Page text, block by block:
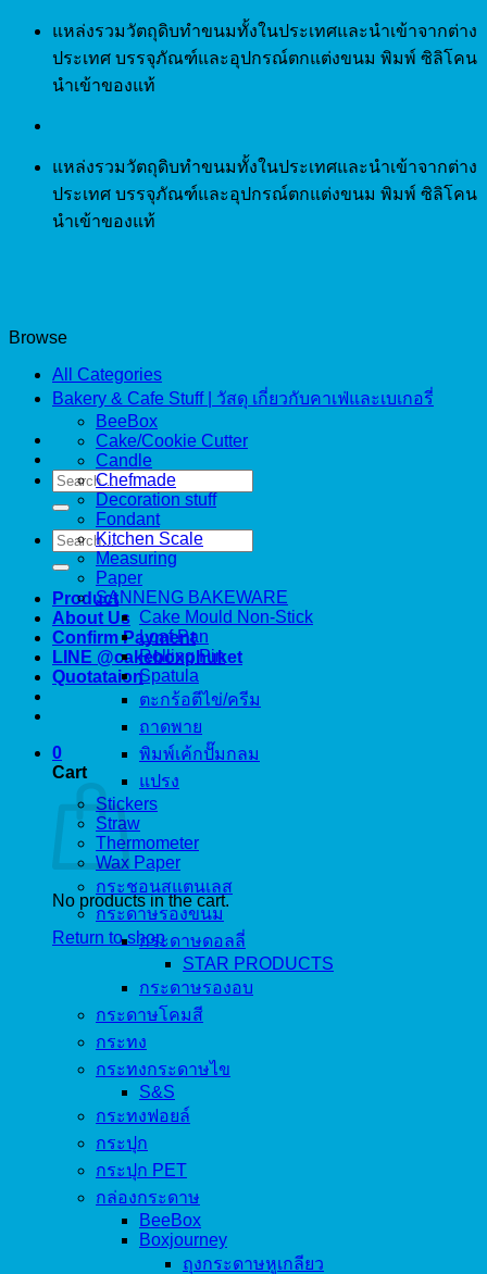
Skip
content
แหล่งรวมวัตถุดิบทำขนมทั้งในประเทศและนำเข้าจากต่าง
ประเทศ บรรจุภัณฑ์และอุปกรณ์ตกแต่งขนม พิมพ์ ซิลิโคน
นำเข้าของแท้
แหล่งรวมวัตถุดิบทำขนมทั้งในประเทศและนำเข้าจากต่าง
ประเทศ บรรจุภัณฑ์และอุปกรณ์ตกแต่งขนม พิมพ์ ซิลิโคน
นำเข้าของแท้
Search
for:
Search
for:
Product
About Us
Confirm Payment
LINE @cakeboxphuket
Quotataion
0
Cart
No products in the cart.
Return to shop
Browse
All Categories
Bakery & Cafe Stuff | วัสดุ เกี่ยวกับคาเฟ่และเบเกอรี่
BeeBox
Cake/Cookie Cutter
Candle
Chefmade
Decoration stuff
Fondant
Kitchen Scale
Measuring
Paper
SANNENG BAKEWARE
Cake Mould Non-Stick
Loaf Pan
Rolling Pin
Spatula
ตะกร้อตีไข่/ครีม
ถาดพาย
พิมพ์เค้กปั๊มกลม
แปรง
Stickers
Straw
Thermometer
Wax Paper
กระชอนสแตนเลส
กระดาษรองขนม
กระดาษดอลลี่
STAR PRODUCTS
กระดาษรองอบ
กระดาษโคมสี
กระทง
กระทงกระดาษไข
S&S
กระทงฟอยล์
กระปุก
กระปุก PET
กล่องกระดาษ
BeeBox
Boxjourney
ถุงกระดาษหูเกลียว